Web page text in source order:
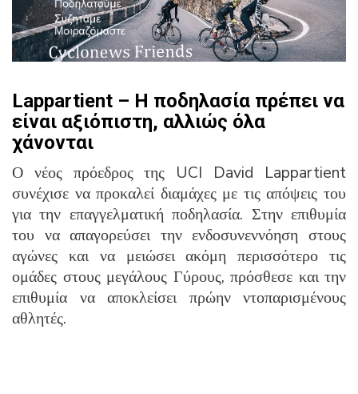
Lappartient – Η ποδηλασία πρέπει να
είναι αξιόπιστη, αλλιώς όλα
χάνονται
Ο νέος πρόεδρος της UCI David Lappartient
συνέχισε να προκαλεί διαμάχες με τις απόψεις του
για την επαγγελματική ποδηλασία. Στην επιθυμία
του να απαγορεύσει την ενδοσυνεννόηση στους
αγώνες και να μειώσει ακόμη περισσότερο τις
ομάδες στους μεγάλους Γύρους, πρόσθεσε και την
επιθυμία να αποκλείσει πρώην ντοπαρισμένους
αθλητές.